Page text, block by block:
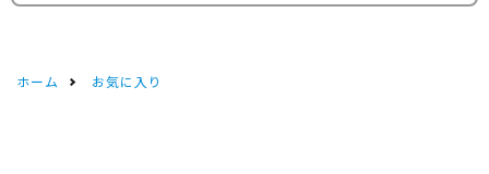
ホーム お気に入り